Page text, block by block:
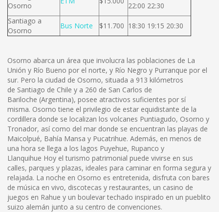
Osorno
22:00 22:30
Santiago a
Osorno
Bus Norte $11.700 18:30 19:15 20:30
Osorno abarca un área que involucra las poblaciones de La
Unión y Río Bueno por el norte, y Río Negro y Purranque por el
sur. Pero la ciudad de Osorno, situada a 913 kilómetros
de Santiago de Chile y a 260 de San Carlos de
Bariloche (Argentina), posee atractivos suficientes por sí
misma. Osorno tiene el privilegio de estar equidistante de la
cordillera donde se localizan los volcanes Puntiagudo, Osorno y
Tronador, así como del mar donde se encuentran las playas de
Maicolpué, Bahía Mansa y Pucatrihue. Además, en menos de
una hora se llega a los lagos Puyehue, Rupanco y
Llanquihue Hoy el turismo patrimonial puede vivirse en sus
calles, parques y plazas, ideales para caminar en forma segura y
relajada. La noche en Osorno es entretenida, disfruta con bares
de música en vivo, discotecas y restaurantes, un casino de
juegos en Rahue y un boulevar techado inspirado en un pueblito
suizo alemán junto a su centro de convenciones.